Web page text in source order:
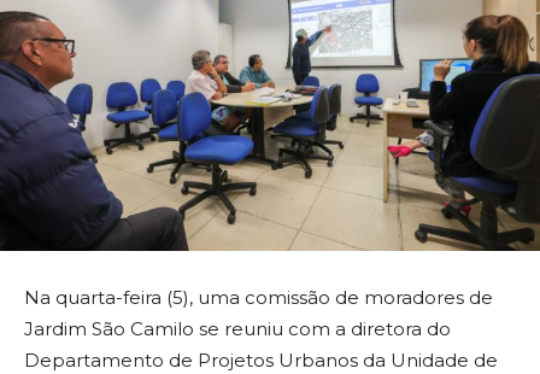
Na quarta-feira (5), uma comissão de moradores de
Jardim São Camilo se reuniu com a diretora do
Departamento de Projetos Urbanos da Unidade de